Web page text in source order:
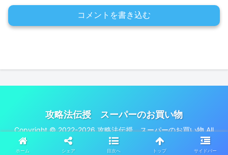
コメントを書き込む
攻略法伝授 スーパーのお買い物
Copyright © 2022-2026 攻略法伝授 スーパーのお買い物 All
Rights Reserved.
ホーム シェア 目次へ トップ サイドバー